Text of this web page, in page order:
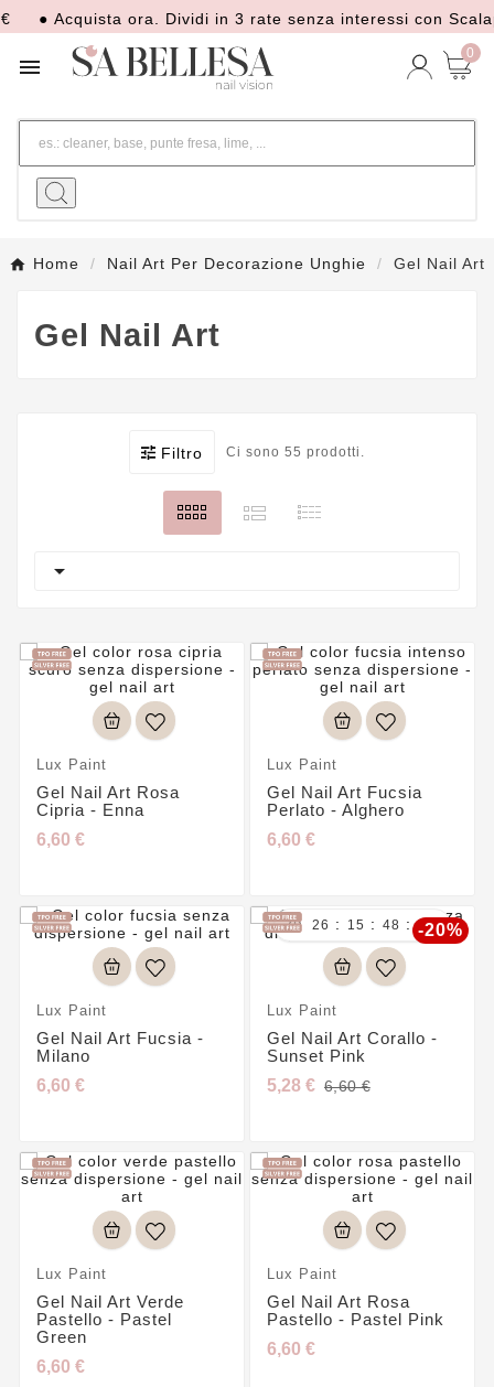
● Acquista ora. Dividi in 3 rate senza interessi con Scalapay

0
Home Nail Art Per Decorazione Unghie Gel Nail Art
Gel Nail Art
Filtro Ci sono 55 prodotti.

Lux Paint
Gel Nail Art Rosa
Cipria - Enna
6,60 €
Lux Paint
Gel Nail Art Fucsia
Perlato - Alghero
6,60 €
Lux Paint
Gel Nail Art Fucsia -
Milano
6,60 €
 26 : 15 : 48 : 45
Lux Paint
Gel Nail Art Corallo -
Sunset Pink
5,28 €
-20%
6,60 €
Lux Paint
Gel Nail Art Verde
Pastello - Pastel
Green
6,60 €
Lux Paint
Gel Nail Art Rosa
Pastello - Pastel Pink
6,60 €